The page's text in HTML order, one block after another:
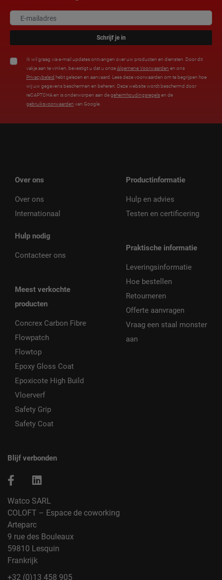
Schrijf je in
Ik wil graag via e-mail updates ontvangen over uw producten en diensten. Door dit
vakje aan te vinken, bevestigt u dat u onzeAlgemene Voorwaarden en ons
Privacybeleid hebt gelezen en aanvaard. Lees deze voorwaarden om te begrijpen hoe
wij uw gegevens beschermen en beheren. Deze website wordt beschermd door
reCAPTCHA en is onderworpen aan degeheimhoudingsregelsen de
gebruiksvoorwaarden van Google.
Over ons
Over ons
Internationaal
Hulp nodig
Contacteer ons
Meest verkochte
producten
Concrex Carbon Fibre
Flowpatch
Flowtop
Epoxy Gloss Coat
Epoxicote High Build
Vloerverf
Safety Grip
Safety Coat
Productinformatie
Hulp en advies
Testen en certificering
Praktische informatie
Leveringsinformatie
Hoe bestellen
Retourneren
Offerte aanvragen
Vraag een staal monster
aan
Blijf verbonden
Watco SARL
COLOFT – Espace de coworking
Arteparc
9 rue des Bouleaux
59810 Lesquin
Frankrijk
+32 (0)13 458 905